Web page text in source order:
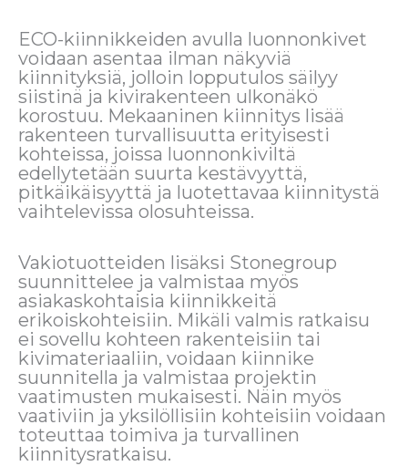
ECO-kiinnikkeiden avulla luonnonkivet
voidaan asentaa ilman näkyviä
kiinnityksiä, jolloin lopputulos säilyy
siistinä ja kivirakenteen ulkonäkö
korostuu. Mekaaninen kiinnitys lisää
rakenteen turvallisuutta erityisesti
kohteissa, joissa luonnonkiviltä
edellytetään suurta kestävyyttä,
pitkäikäisyyttä ja luotettavaa kiinnitystä
vaihtelevissa olosuhteissa.
Vakiotuotteiden lisäksi Stonegroup
suunnittelee ja valmistaa myös
asiakaskohtaisia kiinnikkeitä
erikoiskohteisiin. Mikäli valmis ratkaisu
ei sovellu kohteen rakenteisiin tai
kivimateriaaliin, voidaan kiinnike
suunnitella ja valmistaa projektin
vaatimusten mukaisesti. Näin myös
vaativiin ja yksilöllisiin kohteisiin voidaan
toteuttaa toimiva ja turvallinen
kiinnitysratkaisu.